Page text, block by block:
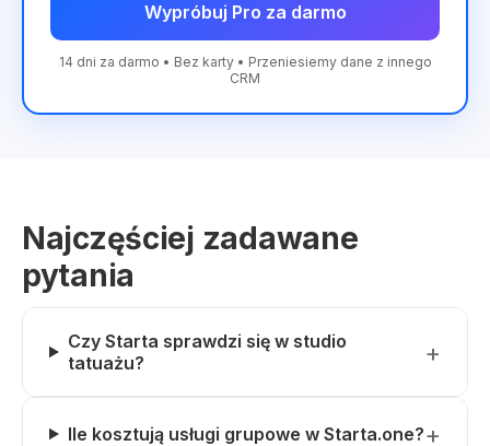
Wypróbuj Pro za darmo
14 dni za darmo • Bez karty • Przeniesiemy dane z innego
CRM
Najczęściej zadawane
pytania
Czy Starta sprawdzi się w studio
tatuażu?
Ile kosztują usługi grupowe w Starta.one?